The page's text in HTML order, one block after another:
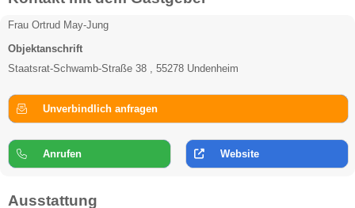
Frau Ortrud May-Jung
Objektanschrift
Staatsrat-Schwamb-Straße 38 , 55278 Undenheim
Unverbindlich anfragen
Anrufen Website
Ausstattung